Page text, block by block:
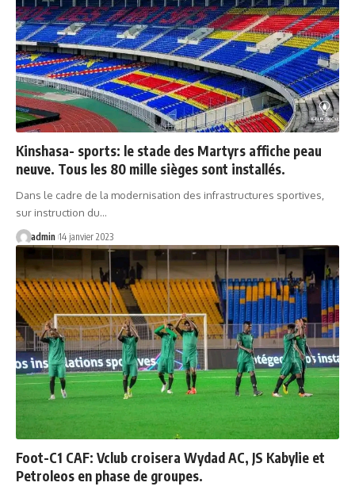
Kinshasa- sports: le stade des Martyrs affiche peau
neuve. Tous les 80 mille sièges sont installés.
Dans le cadre de la modernisation des infrastructures sportives,
sur instruction du…
admin 14 janvier 2023
Foot-C1 CAF: Vclub croisera Wydad AC, JS Kabylie et
Petroleos en phase de groupes.